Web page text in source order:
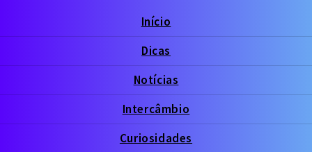
Início
Dicas
Notícias
Intercâmbio
Curiosidades